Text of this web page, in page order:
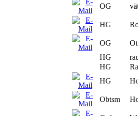
OG
HG
OG
HG
HG
HG
Obtsm